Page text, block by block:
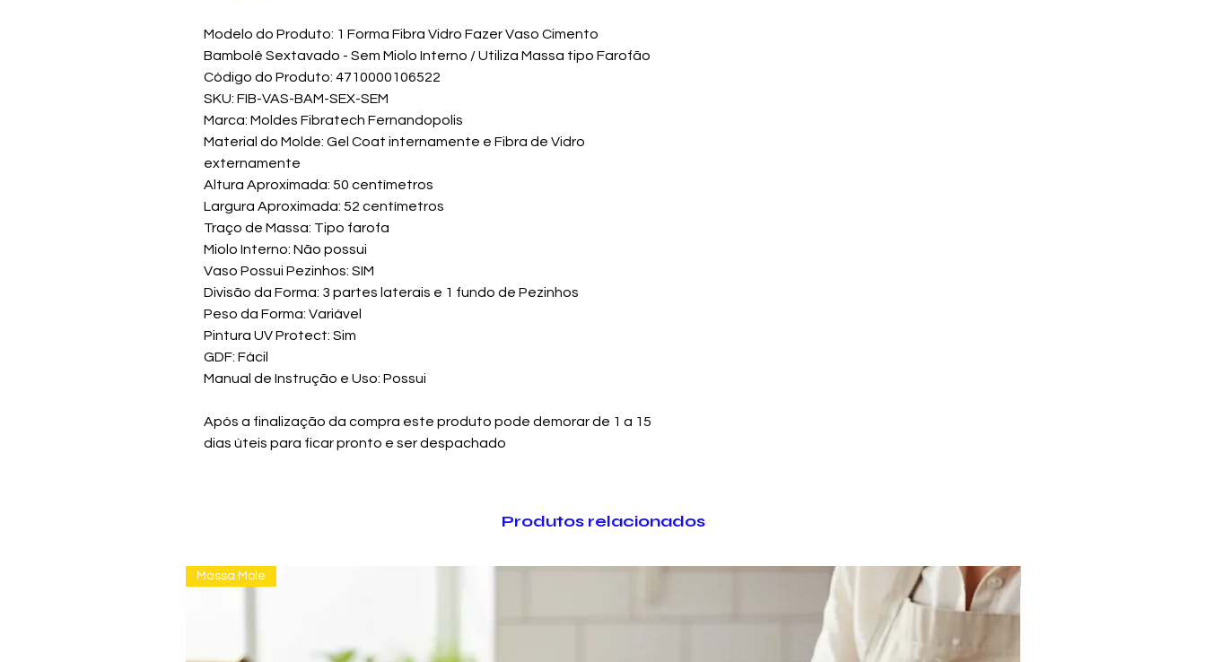
Modelo do Produto: 1 Forma Fibra Vidro Fazer Vaso Cimento
Bambolê Sextavado - Sem Miolo Interno / Utiliza Massa tipo Farofão
Código do Produto: 4710000106522
SKU: FIB-VAS-BAM-SEX-SEM
Marca: Moldes Fibratech Fernandopolis
Material do Molde: Gel Coat internamente e Fibra de Vidro
externamente
Altura Aproximada: 50 centímetros
Largura Aproximada: 52 centímetros
Traço de Massa: Tipo farofa
Miolo Interno: Não possui
Vaso Possui Pezinhos: SIM
Divisão da Forma: 3 partes laterais e 1 fundo de Pezinhos
Peso da Forma: Variável
Pintura UV Protect: Sim
GDF: Fácil
Manual de Instrução e Uso: Possui
Após a finalização da compra este produto pode demorar de 1 a 15
dias úteis para ficar pronto e ser despachado
Produtos relacionados
Massa Mole